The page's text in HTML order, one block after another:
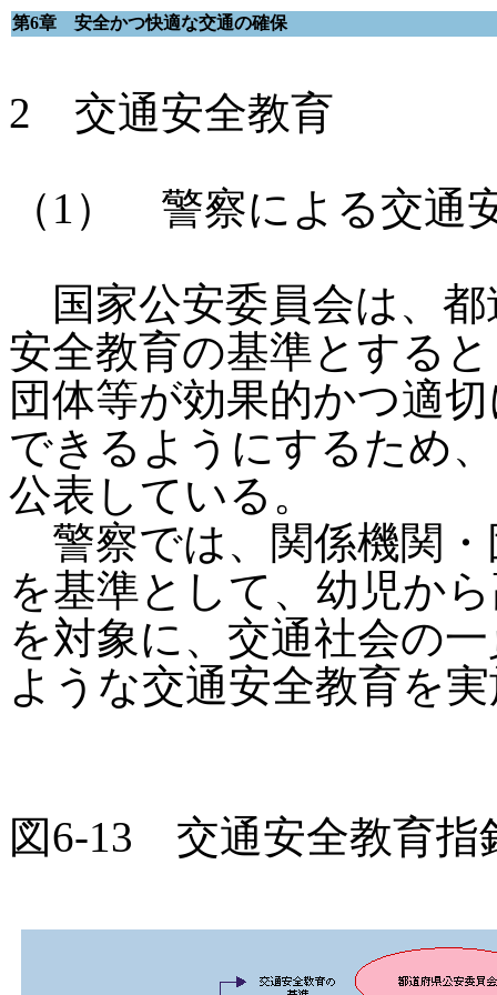
第6章 安全かつ快適な交通の確保
2 交通安全教育
（1） 警察による交通
国家公安委員会は、都
安全教育の基準とする
団体等が効果的かつ適
できるようにするため
公表している。
警察では、関係機関
を基準として、幼児か
を対象に、交通社会の
ような交通安全教育を
図6-13 交通安全教育指